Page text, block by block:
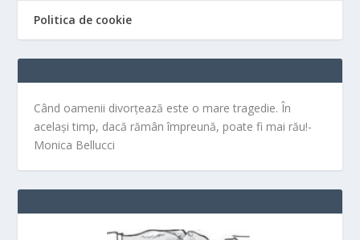
Politica de cookie
Când oamenii divorțează este o mare tragedie. În
același timp, dacă rămân împreună, poate fi mai rău!-
Monica Bellucci